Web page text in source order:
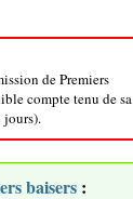
de Premiers
compte tenu de sa
jours).
baisers :